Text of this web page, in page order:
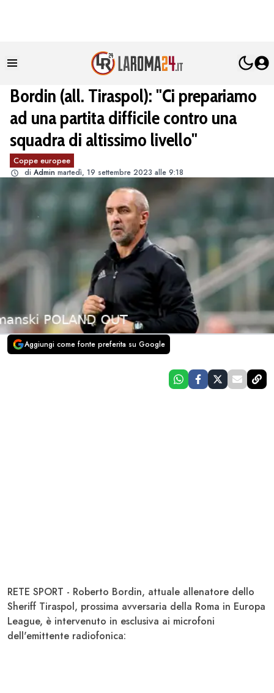
Bordin (all. Tiraspol): "Ci prepariamo
ad una partita difficile contro una
squadra di altissimo livello"
Coppe europee
di Admin martedì, 19 settembre 2023 alle 9:18
Aggiungi come fonte preferita su Google
RETE SPORT - Roberto Bordin, attuale allenatore dello
Sheriff Tiraspol, prossima avversaria della Roma in Europa
League, è intervenuto in esclusiva ai microfoni
dell'emittente radiofonica: